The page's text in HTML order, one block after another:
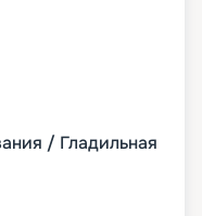
/ Гладильная